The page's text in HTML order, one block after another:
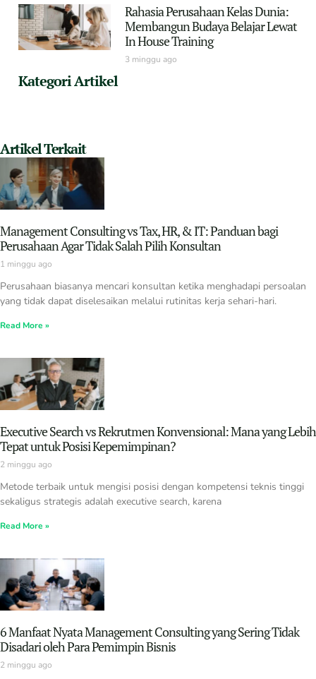
Rahasia Perusahaan Kelas Dunia:
Membangun Budaya Belajar Lewat
In House Training
3 minggu ago
Kategori Artikel
Artikel Terkait
Management Consulting vs Tax, HR, & IT: Panduan bagi
Perusahaan Agar Tidak Salah Pilih Konsultan
1 minggu ago
Perusahaan biasanya mencari konsultan ketika menghadapi persoalan
yang tidak dapat diselesaikan melalui rutinitas kerja sehari-hari.
Read More »
Executive Search vs Rekrutmen Konvensional: Mana yang Lebih
Tepat untuk Posisi Kepemimpinan?
2 minggu ago
Metode terbaik untuk mengisi posisi dengan kompetensi teknis tinggi
sekaligus strategis adalah executive search, karena
Read More »
6 Manfaat Nyata Management Consulting yang Sering Tidak
Disadari oleh Para Pemimpin Bisnis
2 minggu ago